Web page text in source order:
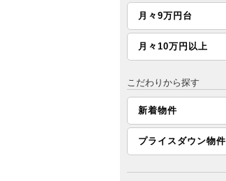
月々9万円台
月々10万円以上
こだわりから探す
新着物件
プライスダウン物件